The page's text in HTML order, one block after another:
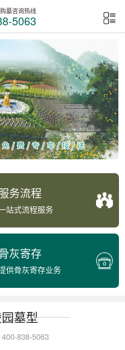
购墓咨询热线
5063
务流程
站式流程服务
灰寄存
供骨灰寄存业务
墓型
838-5063